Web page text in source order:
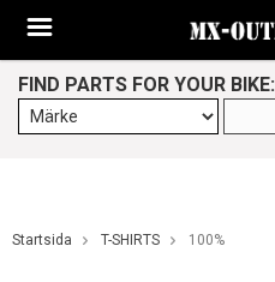
FIND PARTS FOR YOUR BIKE:
Startsida T-SHIRTS 100%